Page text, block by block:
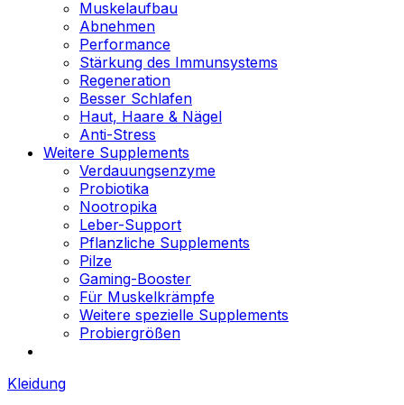
Muskelaufbau
Abnehmen
Performance
Stärkung des Immunsystems
Regeneration
Besser Schlafen
Haut, Haare & Nägel
Anti-Stress
Weitere Supplements
Verdauungsenzyme
Probiotika
Nootropika
Leber-Support
Pflanzliche Supplements
Pilze
Gaming-Booster
Für Muskelkrämpfe
Weitere spezielle Supplements
Probiergrößen
Kleidung